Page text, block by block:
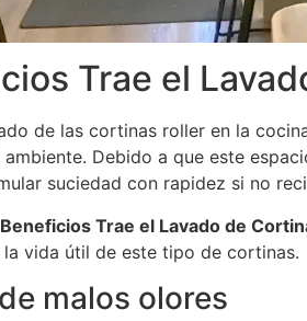
Trae el
de las cortinas roller en la
Debido a que este
suciedad con rapidez si no
Trae el Lavado de
vida útil de este tipo de cortinas.
malos olores